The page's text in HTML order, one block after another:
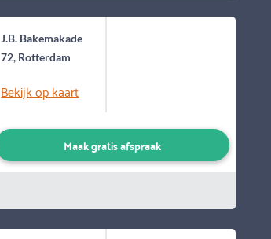
J.B. Bakemakade
72, Rotterdam
Bekijk op kaart
Maak gratis afspraak